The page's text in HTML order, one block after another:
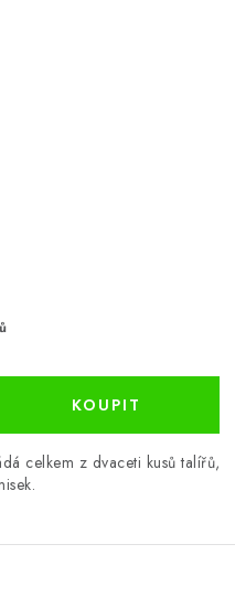
celkem z dvaceti kusů talířů,